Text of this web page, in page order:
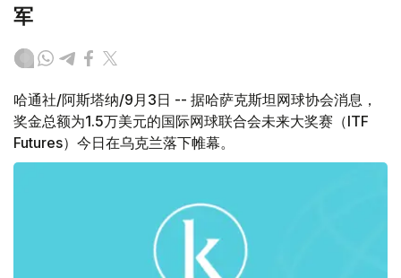
军
哈通社/阿斯塔纳/9月3日 -- 据哈萨克斯坦网球协会消息，
奖金总额为1.5万美元的国际网球联合会未来大奖赛（ITF
Futures）今日在乌克兰落下帷幕。